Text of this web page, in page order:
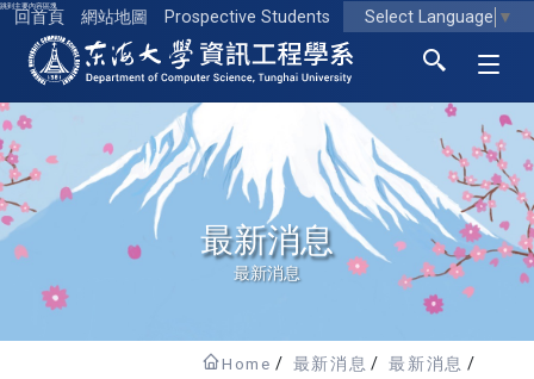
跳到主要內容區塊
回首頁 網站地圖 Prospective Students Select Language ▼
東海大學logo
最新消息
最新消息
Home 最新消息
最新消息